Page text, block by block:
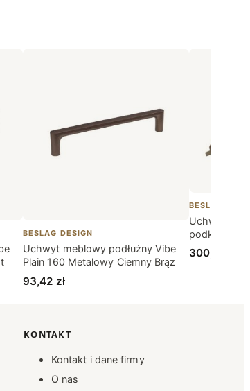
BESLAG DESIGN
Uchwyt meblowy podłużny Vibe
Plain 160 Metalowy Ciemny Brąz
93,42 zł
BESLAG
Uchwyt
podkładką
300,33
KONTAKT
Kontakt i dane firmy
O nas